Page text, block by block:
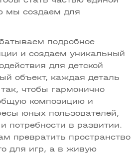
мы создаем для
подробное
и создаем уникальный
для детской
объект, каждая деталь
чтобы гармонично
композицию и
юных пользователей,
потребности в развитии.
превратить пространство
для игр, а в живую